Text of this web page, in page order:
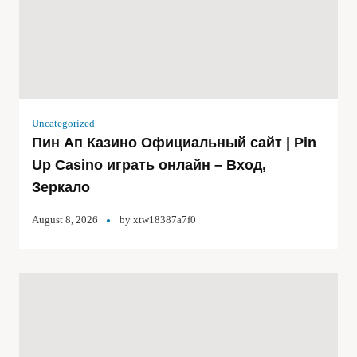
Uncategorized
Пин Ап Казино Официальный сайт | Pin
Up Casino играть онлайн – Вход,
Зеркало
August 8, 2026 by xtw18387a7f0